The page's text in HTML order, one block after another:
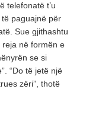
telefonatë t’u
paguajnë për
Sue gjithashtu
në formën e
se si
“Do të jetë një
zëri”, thotë